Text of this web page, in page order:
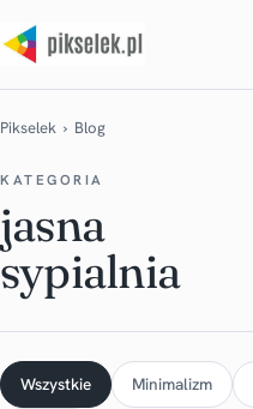
Pikselek › Blog
KATEGORIA
jasna
sypialnia
Wszystkie Minimalizm